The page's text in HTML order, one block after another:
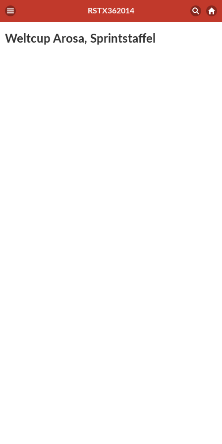
RSTX362014
Weltcup Arosa, Sprintstaffel